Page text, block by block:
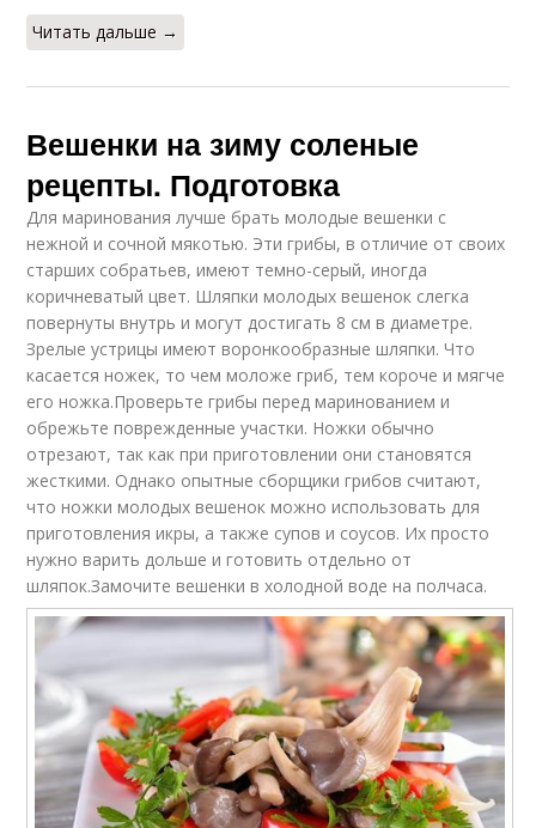
Читать дальше →
Вешенки на зиму соленые
рецепты. Подготовка
Для маринования лучше брать молодые вешенки с
нежной и сочной мякотью. Эти грибы, в отличие от своих
старших собратьев, имеют темно-серый, иногда
коричневатый цвет. Шляпки молодых вешенок слегка
повернуты внутрь и могут достигать 8 см в диаметре.
Зрелые устрицы имеют воронкообразные шляпки. Что
касается ножек, то чем моложе гриб, тем короче и мягче
его ножка.Проверьте грибы перед маринованием и
обрежьте поврежденные участки. Ножки обычно
отрезают, так как при приготовлении они становятся
жесткими. Однако опытные сборщики грибов считают,
что ножки молодых вешенок можно использовать для
приготовления икры, а также супов и соусов. Их просто
нужно варить дольше и готовить отдельно от
шляпок.Замочите вешенки в холодной воде на полчаса.